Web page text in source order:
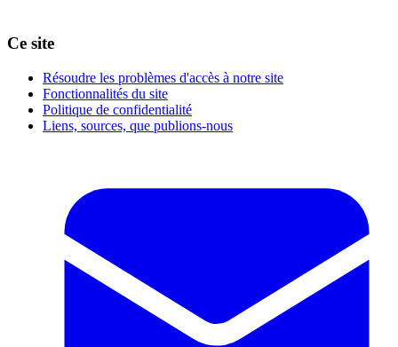
Ce site
Résoudre les problèmes d'accès à notre site
Fonctionnalités du site
Politique de confidentialité
Liens, sources, que publions-nous